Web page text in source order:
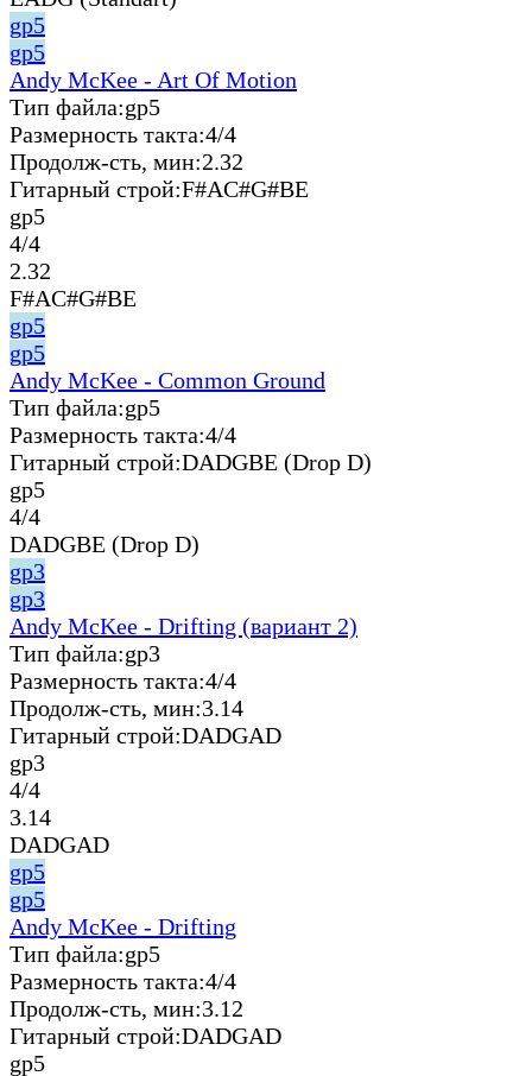
gp5
gp5
Andy McKee - Art Of Motion
Тип файла:gp5
Размерность такта:4/4
Продолж-сть, мин:2.32
Гитарный строй:F#AC#G#BE
gp5
4/4
2.32
F#AC#G#BE
gp5
gp5
Andy McKee - Common Ground
Тип файла:gp5
Размерность такта:4/4
Гитарный строй:DADGBE (Drop D)
gp5
4/4
DADGBE (Drop D)
gp3
gp3
Andy McKee - Drifting (вариант 2)
Тип файла:gp3
Размерность такта:4/4
Продолж-сть, мин:3.14
Гитарный строй:DADGAD
gp3
4/4
3.14
DADGAD
gp5
gp5
Andy McKee - Drifting
Тип файла:gp5
Размерность такта:4/4
Продолж-сть, мин:3.12
Гитарный строй:DADGAD
gp5